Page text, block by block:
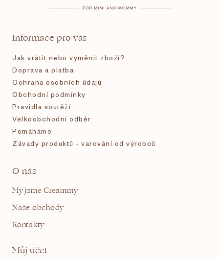
Informace pro vás
Jak vrátit nebo vyměnit zboží?
Doprava a platba
Ochrana osobních údajů
Obchodní podmínky
Pravidla soutěží
Velkoobchodní odběr
Pomáháme
Závady produktů - varování od výrobců
O nás
My jsme Creammy
Naše obchody
Kontakty
Můj účet